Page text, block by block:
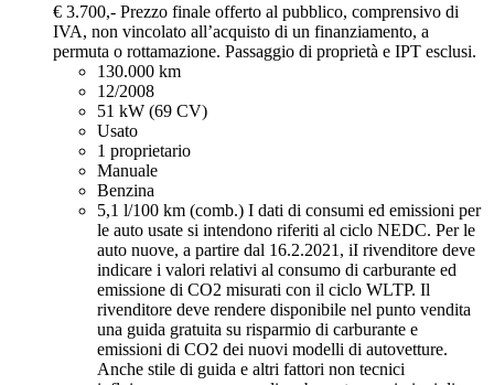
€ 3.700,- Prezzo finale offerto al pubblico, comprensivo di
IVA, non vincolato all’acquisto di un finanziamento, a
permuta o rottamazione. Passaggio di proprietà e IPT esclusi.
130.000 km
12/2008
51 kW (69 CV)
Usato
1 proprietario
Manuale
Benzina
5,1 l/100 km (comb.) I dati di consumi ed emissioni per
le auto usate si intendono riferiti al ciclo NEDC. Per le
auto nuove, a partire dal 16.2.2021, iI rivenditore deve
indicare i valori relativi al consumo di carburante ed
emissione di CO2 misurati con il ciclo WLTP. Il
rivenditore deve rendere disponibile nel punto vendita
una guida gratuita su risparmio di carburante e
emissioni di CO2 dei nuovi modelli di autovetture.
Anche stile di guida e altri fattori non tecnici